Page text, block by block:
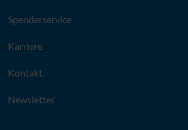
Spenderservice
Karriere
Kontakt
Newsletter